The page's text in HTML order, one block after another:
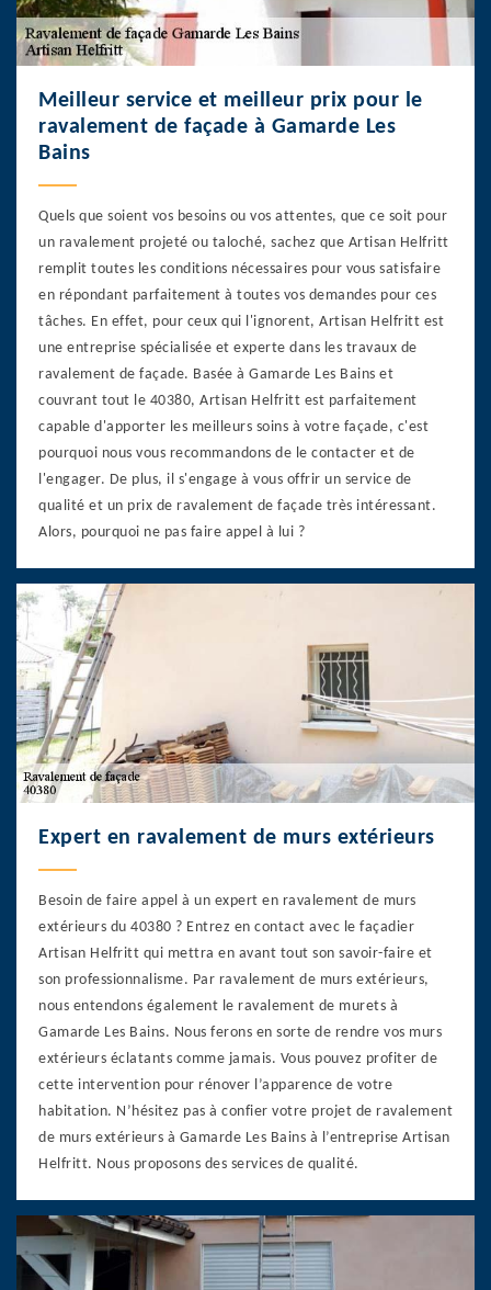
Meilleur service et meilleur prix pour le
ravalement de façade à Gamarde Les
Bains
Quels que soient vos besoins ou vos attentes, que ce soit pour
un ravalement projeté ou taloché, sachez que Artisan Helfritt
remplit toutes les conditions nécessaires pour vous satisfaire
en répondant parfaitement à toutes vos demandes pour ces
tâches. En effet, pour ceux qui l'ignorent, Artisan Helfritt est
une entreprise spécialisée et experte dans les travaux de
ravalement de façade. Basée à Gamarde Les Bains et
couvrant tout le 40380, Artisan Helfritt est parfaitement
capable d'apporter les meilleurs soins à votre façade, c'est
pourquoi nous vous recommandons de le contacter et de
l'engager. De plus, il s'engage à vous offrir un service de
qualité et un prix de ravalement de façade très intéressant.
Alors, pourquoi ne pas faire appel à lui ?
Expert en ravalement de murs extérieurs
Besoin de faire appel à un expert en ravalement de murs
extérieurs du 40380 ? Entrez en contact avec le façadier
Artisan Helfritt qui mettra en avant tout son savoir-faire et
son professionnalisme. Par ravalement de murs extérieurs,
nous entendons également le ravalement de murets à
Gamarde Les Bains. Nous ferons en sorte de rendre vos murs
extérieurs éclatants comme jamais. Vous pouvez profiter de
cette intervention pour rénover l’apparence de votre
habitation. N’hésitez pas à confier votre projet de ravalement
de murs extérieurs à Gamarde Les Bains à l’entreprise Artisan
Helfritt. Nous proposons des services de qualité.